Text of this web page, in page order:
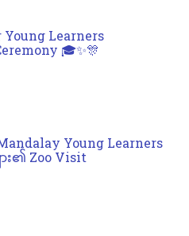
Learners
🎓✨🎊
Young Learners
ား၏ Zoo Visit